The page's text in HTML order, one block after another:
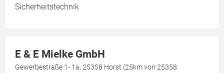
Sicherheitstechnik
E & E Mielke GmbH
Gewerbestraße 1- 1a, 25358 Horst (25km von 25358